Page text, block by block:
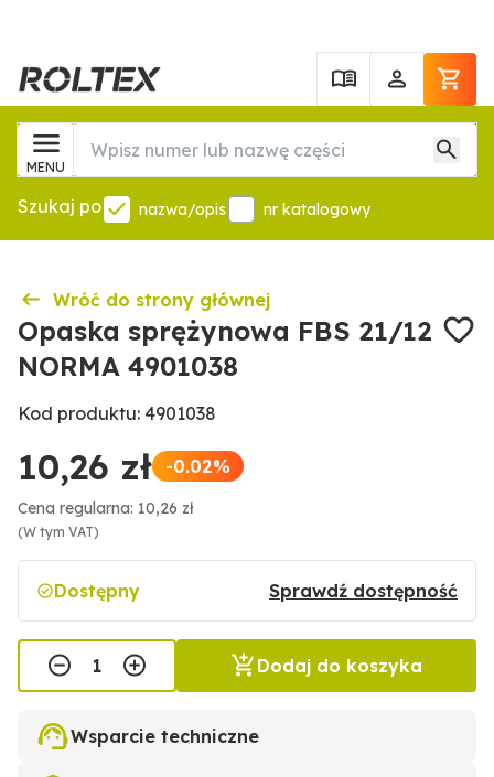
MENU
Szukaj po nazwa/opis nr katalogowy
Wróć do strony głównej
Opaska sprężynowa FBS 21/12
NORMA 4901038
Kod produktu: 4901038
10,26 zł -0.02%
Cena regularna: 10,26 zł
(W tym VAT)
Dostępny Sprawdź dostępność
Dodaj do koszyka
Wsparcie techniczne